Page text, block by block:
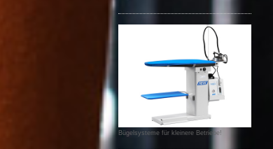
Bügelsysteme für kleinere Betriebe!